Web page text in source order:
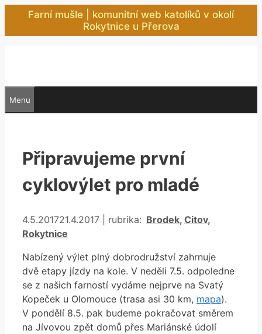
Přeskočit
obsah
Farní mušle | komunitní web katolíků v okolí
Rokytnice u Přerova
Menu
Připravujeme první
cyklovýlet pro mladé
4.5.201721.4.2017 rubrika: Rubriky
Brodek, Citov,
Rokytnice
Nabízený výlet plný dobrodružství zahrnuje
dvě etapy jízdy na kole. V neděli 7.5. odpoledne
se z našich farností vydáme nejprve na Svatý
Kopeček u Olomouce (trasa asi 30 km, mapa).
V pondělí 8.5. pak budeme pokračovat směrem
na Jívovou zpět domů přes Mariánské údolí